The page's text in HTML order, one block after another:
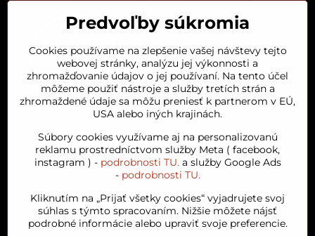
Orient House
Arganový olej
Obľúbené kategórie
Predvoľby súkromia
Cookies používame na zlepšenie vašej návštevy tejto
webovej stránky, analýzu jej výkonnosti a
zhromažďovanie údajov o jej používaní. Na tento účel
môžeme použiť nástroje a služby tretích strán a
zhromaždené údaje sa môžu preniesť k partnerom v EÚ,
USA alebo iných krajinách.
Súbory cookies využívame aj na personalizovanú
reklamu prostredníctvom služby Meta ( facebook,
instagram ) - podrobnosti TU.a služby Google Ads
- podrobnosti TU.
Kliknutím na „Prijať všetky cookies“ vyjadrujete svoj
súhlas s týmto spracovaním. Nižšie môžete nájsť
podrobné informácie alebo upraviť svoje preferencie.